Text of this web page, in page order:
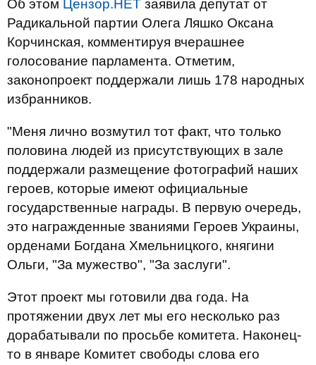
Об этом Цензор.НЕТ заявила депутат от
Радикальной партии Олега Ляшко Оксана
Корчинская, комментируя вчерашнее
голосование парламента. Отметим,
законопроект поддержали лишь 178 народных
избранников.
"Меня лично возмутил тот факт, что только
половина людей из присутствующих в зале
поддержали размещение фотографий наших
героев, которые имеют официальные
государственные награды. В первую очередь,
это награжденные званиями Героев Украины,
орденами Богдана Хмельницкого, княгини
Ольги, "За мужество", "За заслуги".
Этот проект мы готовили два года. На
протяжении двух лет мы его несколько раз
дорабатывали по просьбе комитета. Наконец-
то в январе Комитет свободы слова его